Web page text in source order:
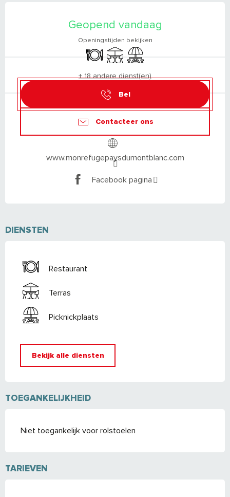
Geopend vandaag
Openingstijden bekijken
Restaurant
Terras Picknickplaats
+ 18 andere dienst(en)
Bel
Contacteer ons
www.monrefugepaysdumontblanc.com
Facebook pagina
DIENSTEN
Restaurant
Terras
Picknickplaats
Bekijk alle diensten
TOEGANKELIJKHEID
Niet toegankelijk voor rolstoelen
TARIEVEN